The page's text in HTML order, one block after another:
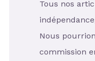
Tous nos
Nous
commission